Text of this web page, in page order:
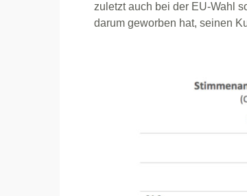
zuletzt auch bei der EU-Wahl
darum geworben hat, seinen